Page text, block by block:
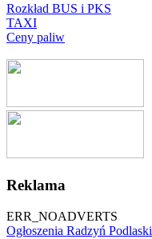
Rozkład BUS i PKS
TAXI
Ceny paliw
Reklama
ERR_NOADVERTS
Ogłoszenia Radzyń Podlaski